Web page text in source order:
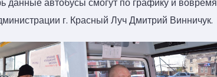
г. Красный Луч Дмитрий Винничук.